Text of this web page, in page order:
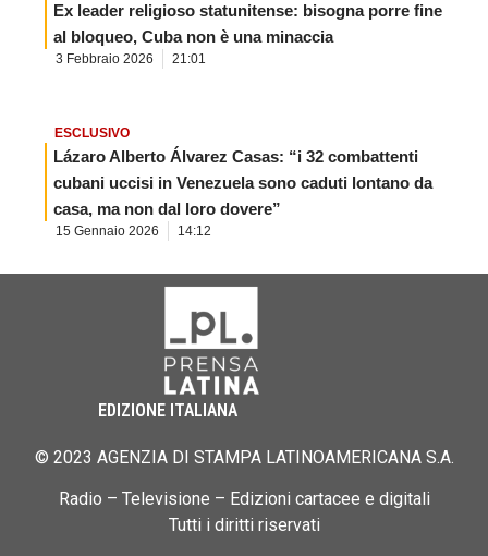
Ex leader religioso statunitense: bisogna porre fine
al bloqueo, Cuba non è una minaccia
3 Febbraio 2026 21:01
ESCLUSIVO
Lázaro Alberto Álvarez Casas: “i 32 combattenti
cubani uccisi in Venezuela sono caduti lontano da
casa, ma non dal loro dovere”
15 Gennaio 2026 14:12
EDIZIONE ITALIANA
© 2023 AGENZIA DI STAMPA LATINOAMERICANA S.A.
Radio – Televisione – Edizioni cartacee e digitali
Tutti i diritti riservati